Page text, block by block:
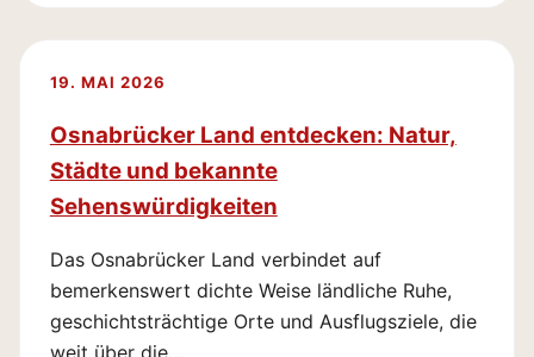
19. MAI 2026
Osnabrücker Land entdecken: Natur,
Städte und bekannte
Sehenswürdigkeiten
Das Osnabrücker Land verbindet auf
bemerkenswert dichte Weise ländliche Ruhe,
geschichtsträchtige Orte und Ausflugsziele, die
weit über die…